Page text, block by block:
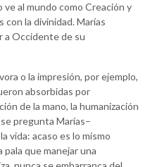
al mundo como Creación y
la divinidad. Marías
a Occidente de su
o la impresión, por ejemplo,
absorbidas por
de la mano, la humanización
pregunta Marías–
vida: acaso es lo mismo
que manejar una